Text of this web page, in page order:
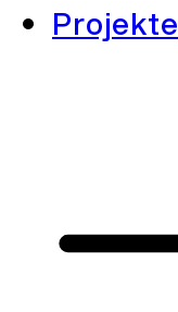
Projekte